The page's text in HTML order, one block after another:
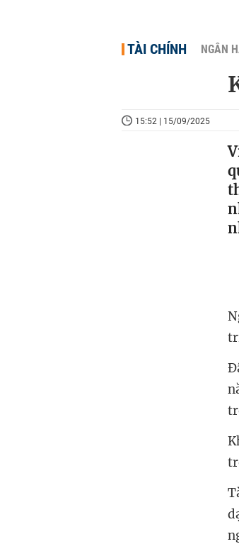
TÀI CHÍNH NGÂN
15:52 | 15/09/2025